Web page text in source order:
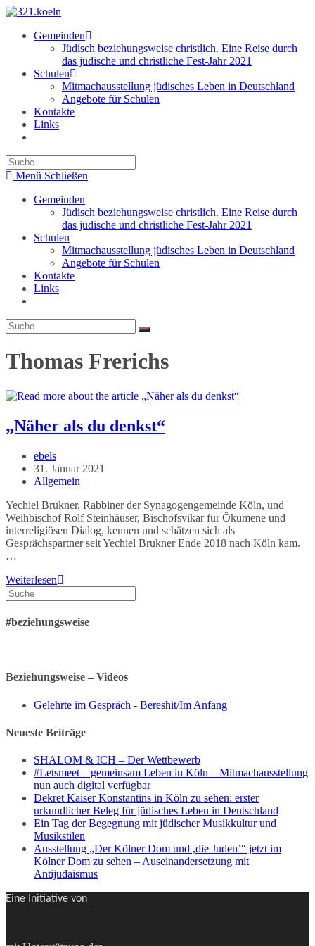
Zum
springenGemeinden
Jüdisch beziehungsweise christlich. Eine Reise durch
das jüdische und christliche Fest-Jahr 2021
Schulen
Mitmachausstellung jüdisches Leben in Deutschland
Angebote für Schulen
Kontakte
Links
search
Menü Schließen
Gemeinden
Jüdisch beziehungsweise christlich. Eine Reise durch
das jüdische und christliche Fest-Jahr 2021
Schulen
Mitmachausstellung jüdisches Leben in Deutschland
Angebote für Schulen
Kontakte
Links
search
Thomas Frerichs
„Näher als du denkst“
Beitrags-
Autor:
ebels
Beitrag
veröffentlicht:
31. Januar 2021
Beitrags-
Allgemein
Yechiel Brukner, Rabbiner der Synagogengemeinde Köln, und
Weihbischof Rolf Steinhäuser, Bischofsvikar für Ökumene und
interreligiösen Dialog, kennen und schätzen sich als
Gesprächspartner seit Yechiel Brukner Ende 2018 nach Köln kam.
…
Weiterlesen„Näher
du
denkst“
#beziehungsweise
Beziehungsweise – Videos
Gelehrte im Gespräch - Bereshit/Im AnfangOpens
Neueste Beiträge
SHALOM & ICH – Der Wettbewerb
#Letsmeet – gemeinsam Leben in Köln – Mitmachausstellung
nun auch digital verfügbar
Dekret Kaiser Konstantins in Köln zu sehen: erster
urkundlicher Beleg für jüdisches Leben in Deutschland
Ein Tag der Begegnung mit jüdischer Musikkultur und
Musikstilen
Ausstellung „Der Kölner Dom und ,die Juden’“ jetzt im
Kölner Dom zu sehen – Auseinandersetzung mit
Antijudaismus
Eine Initiative von